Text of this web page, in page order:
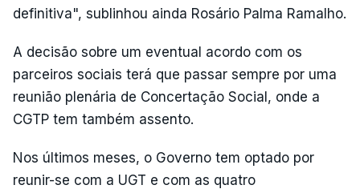
definitiva", sublinhou ainda Rosário Palma Ramalho.
A decisão sobre um eventual acordo com os
parceiros sociais terá que passar sempre por uma
reunião plenária de Concertação Social, onde a
CGTP tem também assento.
Nos últimos meses, o Governo tem optado por
reunir-se com a UGT e com as quatro